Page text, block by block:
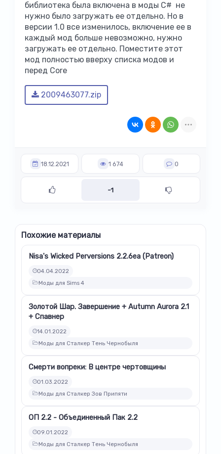
библиотека была включена в моды C# не
нужно было загружать ее отдельно. Но в
версии 1.0 все изменилось, включение ее в
каждый мод больше невозможно, нужно
загружать ее отдельно. Поместите этот
мод полностью вверху списка модов и
перед Core
2009463077.zip
18.12.2021 1 674 0
-1
Похожие материалы
Nisa's Wicked Perversions 2.2.6ea (Patreon)
04.04.2022
Моды для Sims 4
Золотой Шар. Завершение + Autumn Aurora 2.1
+ Спавнер
14.01.2022
Моды для Сталкер Тень Чернобыля
Смерти вопреки: В центре чертовщины
01.03.2022
Моды для Сталкер Зов Припяти
ОП 2.2 - Объединенный Пак 2.2
09.01.2022
Моды для Сталкер Тень Чернобыля